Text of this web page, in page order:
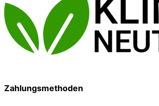
Zahlungsmethoden